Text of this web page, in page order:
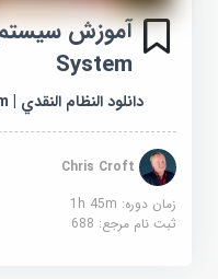
System
دانلود النظام النقدي | Monetary System
Chris Croft
زمان دوره: 1h 45m
ثبت نام مرجع:688